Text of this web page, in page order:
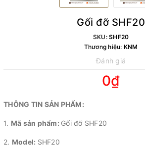
Gối đỡ SHF20
SKU: SHF20
Thương hiệu: KNM
Đánh giá
0₫
THÔNG TIN SẢN PHẨM:
1. Mã sản phẩm: Gối đỡ SHF20
2. Model: SHF20